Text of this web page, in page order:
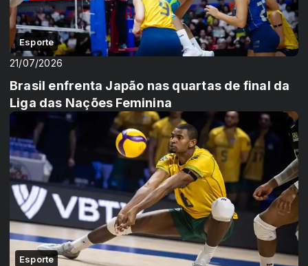
Esporte
21/07/2026
Brasil enfrenta Japão nas quartas de final da
Liga das Nações Feminina
Esporte